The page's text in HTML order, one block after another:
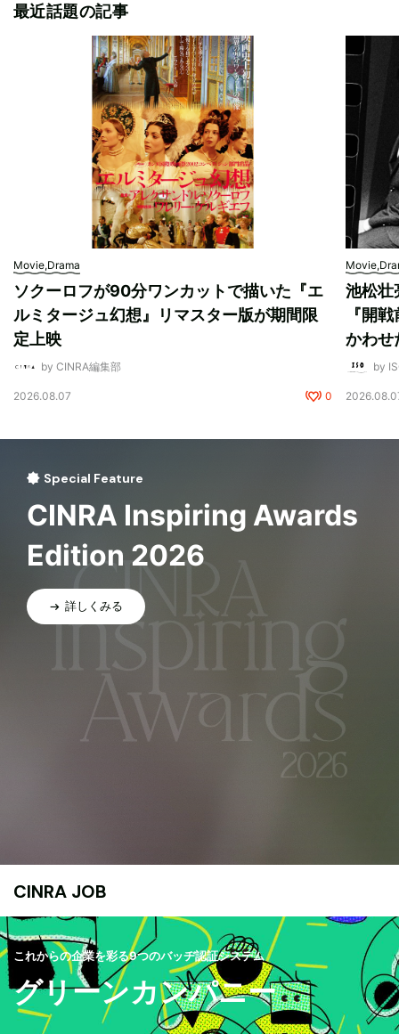
最近話題の記事
Movie,Drama
ソクーロフが90分ワンカットで描いた『エ
ルミタージュ幻想』リマスター版が期間限
定上映
by CINRA編集部
2026.08.07 0
池松壮
『開
かわせ
by
Special Feature
CINRA Inspiring Awards
Edition 2026
詳しくみる
CINRA JOB
これからの企業を彩る9つのバッヂ認証システム
グリーンカンパニー